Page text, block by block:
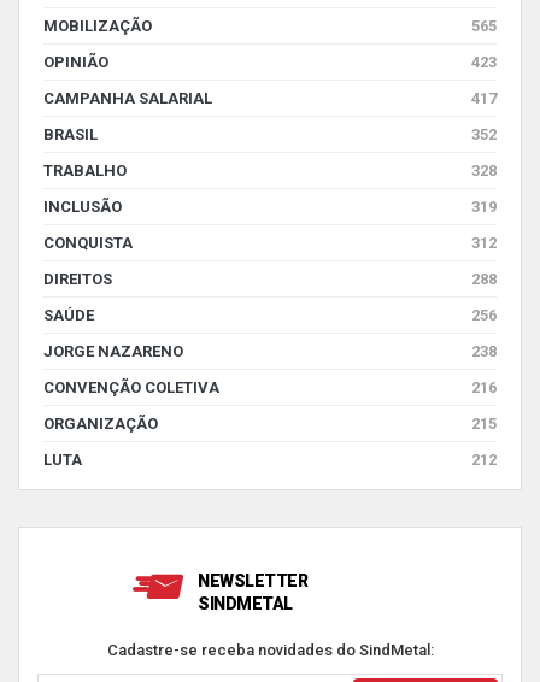
MOBILIZAÇÃO
565
OPINIÃO
423
CAMPANHA SALARIAL
417
BRASIL
352
TRABALHO
328
INCLUSÃO
319
CONQUISTA
312
DIREITOS
288
SAÚDE
256
JORGE NAZARENO
238
CONVENÇÃO COLETIVA
216
ORGANIZAÇÃO
215
LUTA
212
NEWSLETTER
SINDMETAL
Cadastre-se receba novidades do SindMetal: